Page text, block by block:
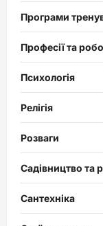
Програми
Професії та
Психологія
Релігія
Розваги
Садівництво та
Сантехніка